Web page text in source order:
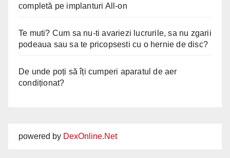
completă pe implanturi All-on
Te muti? Cum sa nu-ti avariezi lucrurile, sa nu zgarii
podeaua sau sa te pricopsesti cu o hernie de disc?
De unde poți să îți cumperi aparatul de aer
condiționat?
powered by DexOnline.Net